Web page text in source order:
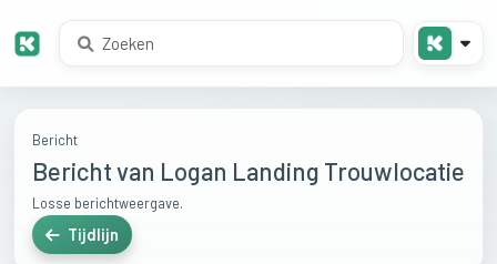
Bericht
Bericht van Logan Landing Trouwlocatie
Losse berichtweergave.
Tijdlijn